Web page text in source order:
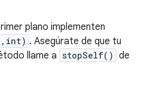
plano implementen
. Asegúrate de que tu
llame a stopSelf() de